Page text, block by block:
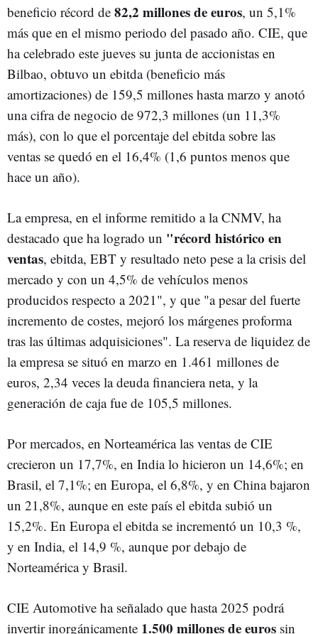
beneficio récord de 82,2 millones de euros, un 5,1%
más que en el mismo periodo del pasado año. CIE, que
ha celebrado este jueves su junta de accionistas en
Bilbao, obtuvo un ebitda (beneficio más
amortizaciones) de 159,5 millones hasta marzo y anotó
una cifra de negocio de 972,3 millones (un 11,3%
más), con lo que el porcentaje del ebitda sobre las
ventas se quedó en el 16,4% (1,6 puntos menos que
hace un año).
La empresa, en el informe remitido a la CNMV, ha
destacado que ha logrado un "récord histórico en
ventas, ebitda, EBT y resultado neto pese a la crisis del
mercado y con un 4,5% de vehículos menos
producidos respecto a 2021", y que "a pesar del fuerte
incremento de costes, mejoró los márgenes proforma
tras las últimas adquisiciones". La reserva de liquidez de
la empresa se situó en marzo en 1.461 millones de
euros, 2,34 veces la deuda financiera neta, y la
generación de caja fue de 105,5 millones.
Por mercados, en Norteamérica las ventas de CIE
crecieron un 17,7%, en India lo hicieron un 14,6%; en
Brasil, el 7,1%; en Europa, el 6,8%, y en China bajaron
un 21,8%, aunque en este país el ebitda subió un
15,2%. En Europa el ebitda se incrementó un 10,3 %,
y en India, el 14,9 %, aunque por debajo de
Norteamérica y Brasil.
CIE Automotive ha señalado que hasta 2025 podrá
invertir inorgánicamente 1.500 millones de euros sin